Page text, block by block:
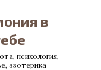
в
психология,
эзотерика